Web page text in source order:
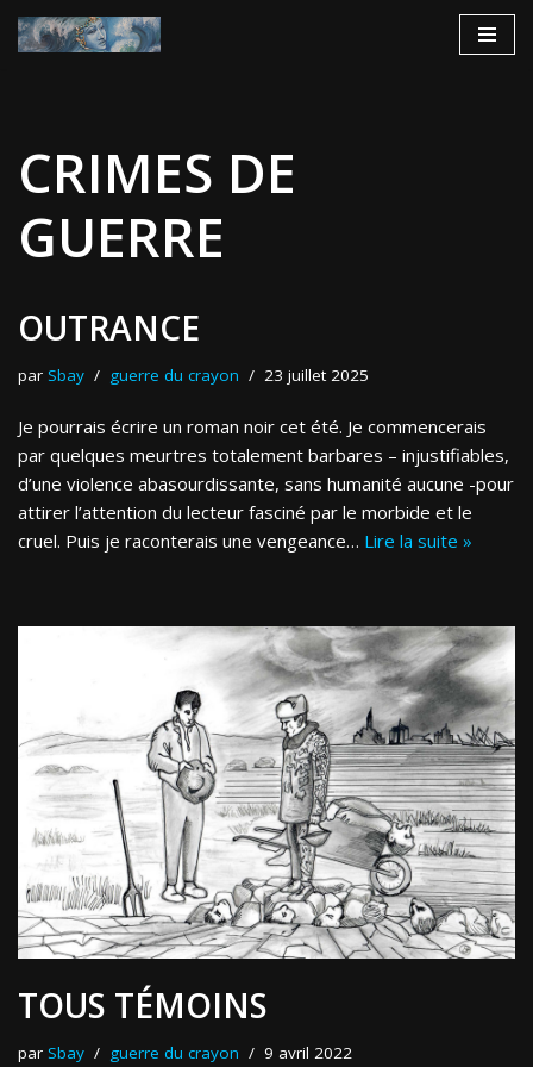
CRIMES DE
GUERRE
OUTRANCE
par Sbay guerre du crayon 23 juillet 2025
Je pourrais écrire un roman noir cet été. Je commencerais
par quelques meurtres totalement barbares – injustifiables,
d’une violence abasourdissante, sans humanité aucune -pour
attirer l’attention du lecteur fasciné par le morbide et le
cruel. Puis je raconterais une vengeance… Lire la suite »
TOUS TÉMOINS
par Sbay guerre du crayon 9 avril 2022